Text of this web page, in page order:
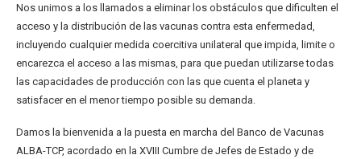
Nos unimos a los llamados a eliminar los obstáculos que dificulten el
acceso y la distribución de las vacunas contra esta enfermedad,
incluyendo cualquier medida coercitiva unilateral que impida, limite o
encarezca el acceso a las mismas, para que puedan utilizarse todas
las capacidades de producción con las que cuenta el planeta y
satisfacer en el menor tiempo posible su demanda.
Damos la bienvenida a la puesta en marcha del Banco de Vacunas
ALBA-TCP, acordado en la XVIII Cumbre de Jefes de Estado y de